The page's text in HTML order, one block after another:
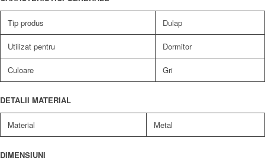
Tip produs Dulap
Utilizat pentru Dormitor
Culoare Gri
DETALII MATERIAL
Material Metal
DIMENSIUNI